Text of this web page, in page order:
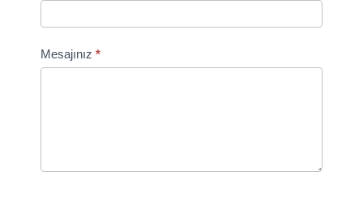
Mesajınız *